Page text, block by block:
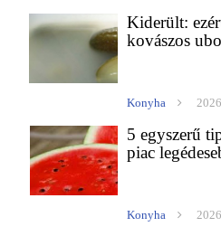
Kiderült:
kovászos
Konyha
5 egyszerű
piac
Konyha